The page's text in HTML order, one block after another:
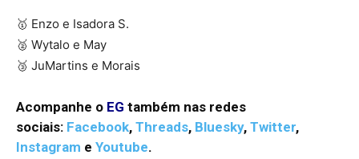
🥇 Enzo e Isadora S.
🥈 Wytalo e May
🥉 JuMartins e Morais
Acompanhe o EG também nas redes
sociais: Facebook, Threads, Bluesky, Twitter,
Instagram e Youtube.